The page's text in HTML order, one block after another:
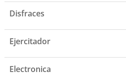
Disfraces
Ejercitador
Electronica